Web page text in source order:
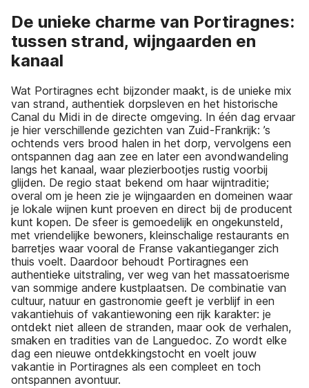
De unieke charme van Portiragnes:
tussen strand, wijngaarden en
kanaal
Wat Portiragnes echt bijzonder maakt, is de unieke mix
van strand, authentiek dorpsleven en het historische
Canal du Midi in de directe omgeving. In één dag ervaar
je hier verschillende gezichten van Zuid-Frankrijk: ’s
ochtends vers brood halen in het dorp, vervolgens een
ontspannen dag aan zee en later een avondwandeling
langs het kanaal, waar plezierbootjes rustig voorbij
glijden. De regio staat bekend om haar wijntraditie;
overal om je heen zie je wijngaarden en domeinen waar
je lokale wijnen kunt proeven en direct bij de producent
kunt kopen. De sfeer is gemoedelijk en ongekunsteld,
met vriendelijke bewoners, kleinschalige restaurants en
barretjes waar vooral de Franse vakantieganger zich
thuis voelt. Daardoor behoudt Portiragnes een
authentieke uitstraling, ver weg van het massatoerisme
van sommige andere kustplaatsen. De combinatie van
cultuur, natuur en gastronomie geeft je verblijf in een
vakantiehuis of vakantiewoning een rijk karakter: je
ontdekt niet alleen de stranden, maar ook de verhalen,
smaken en tradities van de Languedoc. Zo wordt elke
dag een nieuwe ontdekkingstocht en voelt jouw
vakantie in Portiragnes als een compleet en toch
ontspannen avontuur.